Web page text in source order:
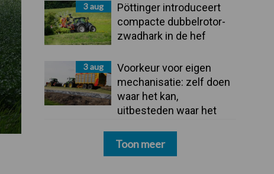
3 aug
Pöttinger introduceert
compacte dubbelrotor-
zwadhark in de hef
3 aug
Voorkeur voor eigen
mechanisatie: zelf doen
waar het kan,
uitbesteden waar het
Toon meer